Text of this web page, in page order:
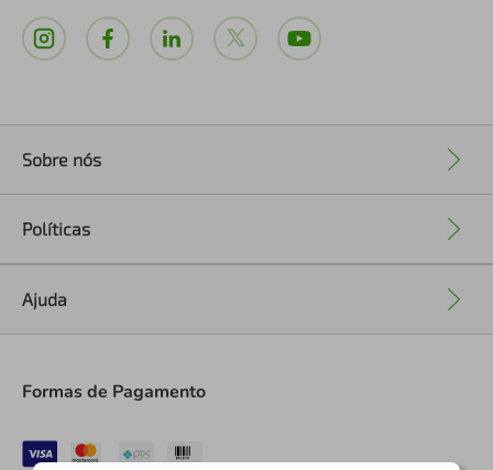
Sobre nós
Políticas
Ajuda
Formas de Pagamento